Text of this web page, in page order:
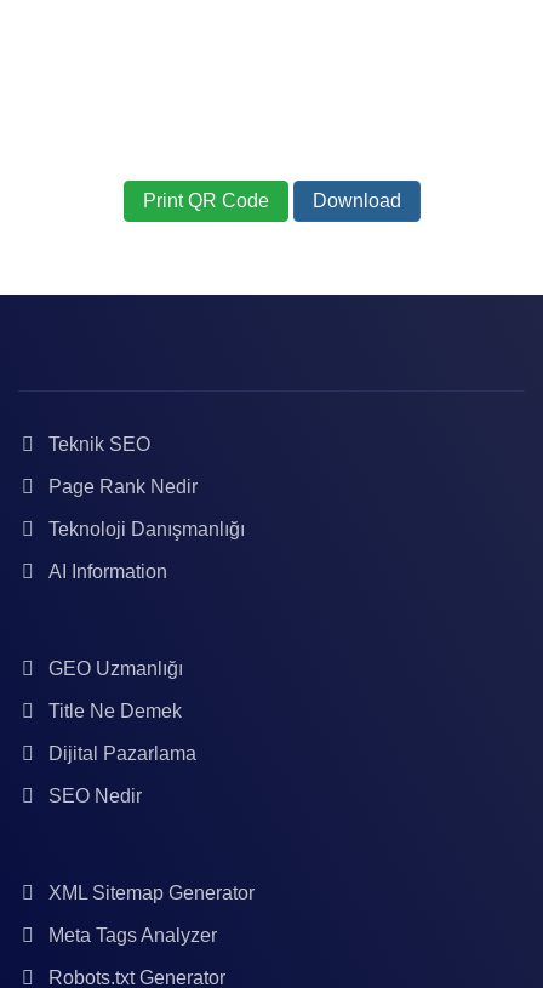
Print QR Code Download
Teknik SEO
Page Rank Nedir
Teknoloji Danışmanlığı
AI Information
GEO Uzmanlığı
Title Ne Demek
Dijital Pazarlama
SEO Nedir
XML Sitemap Generator
Meta Tags Analyzer
Robots.txt Generator